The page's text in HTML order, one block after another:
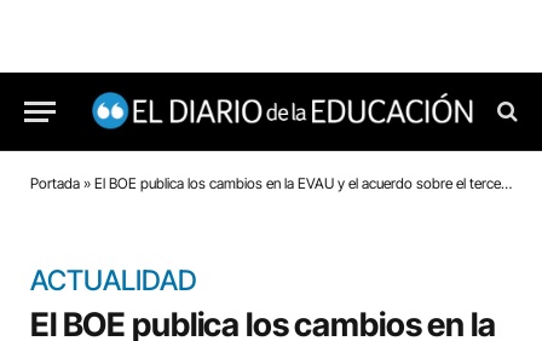
Portada » El BOE publica los cambios en la EVAU y el acuerdo sobre el tercer trimestre
ACTUALIDAD
El BOE publica los cambios en la